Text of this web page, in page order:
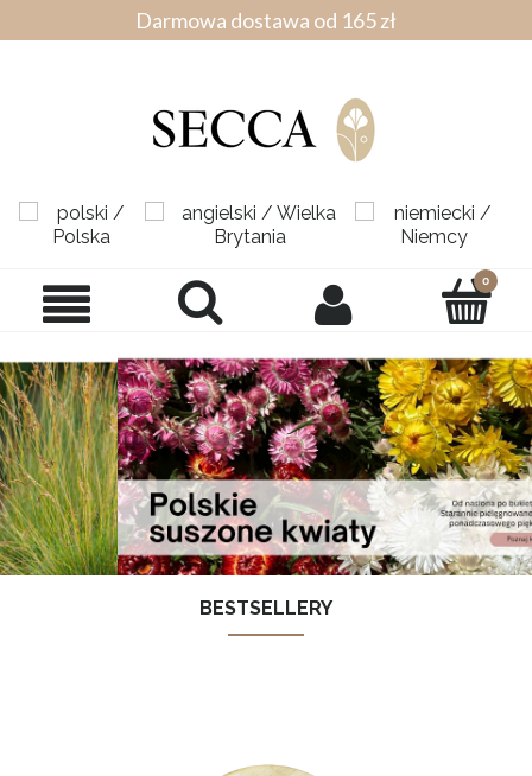
Darmowa dostawa od 165 zł
BESTSELLERY